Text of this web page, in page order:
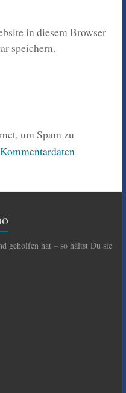
in diesem Browser
speichern.
um Spam zu
geholfen hat – so hältst Du sie